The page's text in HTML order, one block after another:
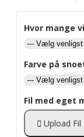
Hvor mange
Farve på
Fil med eget
Upload Fil